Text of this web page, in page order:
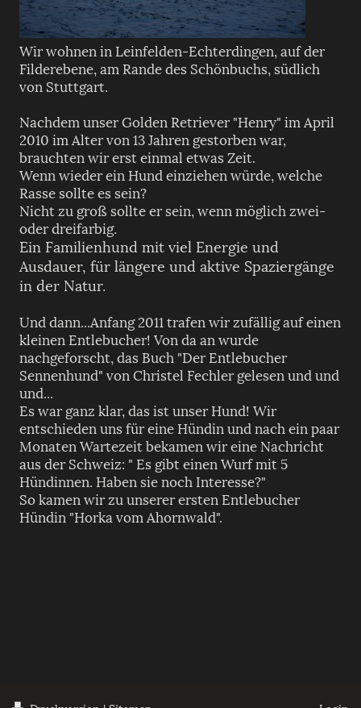
Wir wohnen in Leinfelden-Echterdingen, auf der
Filderebene, am Rande des Schönbuchs, südlich
von Stuttgart.
Nachdem unser Golden Retriever "Henry" im April
2010 im Alter von 13 Jahren gestorben war,
brauchten wir erst einmal etwas Zeit.
Wenn wieder ein Hund einziehen würde, welche
Rasse sollte es sein?
Nicht zu groß sollte er sein, wenn möglich zwei-
oder dreifarbig.
Ein Familienhund mit viel Energie und
Ausdauer, für längere und aktive Spaziergänge
in der Natur.
Und dann...Anfang 2011 trafen wir zufällig auf einen
kleinen Entlebucher! Von da an wurde
nachgeforscht, das Buch "Der Entlebucher
Sennenhund" von Christel Fechler gelesen und und
und...
Es war ganz klar, das ist unser Hund! Wir
entschieden uns für eine Hündin und nach ein paar
Monaten Wartezeit bekamen wir eine Nachricht
aus der Schweiz: " Es gibt einen Wurf mit 5
Hündinnen. Haben sie noch Interesse?"
So kamen wir zu unserer ersten Entlebucher
Hündin "Horka vom Ahornwald".